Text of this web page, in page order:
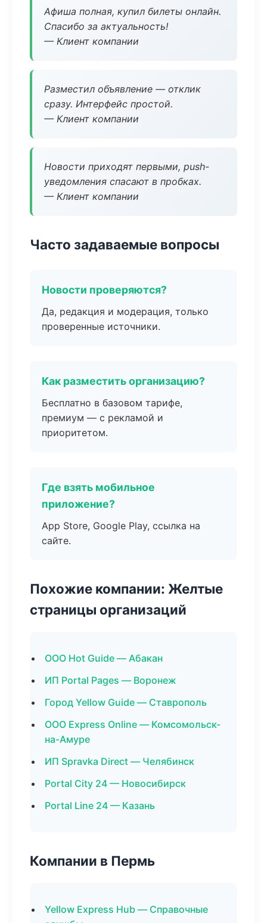
Афиша полная, купил билеты онлайн.
Спасибо за актуальность!
— Клиент компании
Разместил объявление — отклик
сразу. Интерфейс простой.
— Клиент компании
Новости приходят первыми, push-
уведомления спасают в пробках.
— Клиент компании
Часто задаваемые вопросы
Новости проверяются?
Да, редакция и модерация, только
проверенные источники.
Как разместить организацию?
Бесплатно в базовом тарифе,
премиум — с рекламой и
приоритетом.
Где взять мобильное
приложение?
App Store, Google Play, ссылка на
сайте.
Похожие компании: Желтые
страницы организаций
ООО Hot Guide — Абакан
ИП Portal Pages — Воронеж
Город Yellow Guide — Ставрополь
ООО Express Online — Комсомольск-
на-Амуре
ИП Spravka Direct — Челябинск
Portal City 24 — Новосибирск
Portal Line 24 — Казань
Компании в Пермь
Yellow Express Hub — Справочные